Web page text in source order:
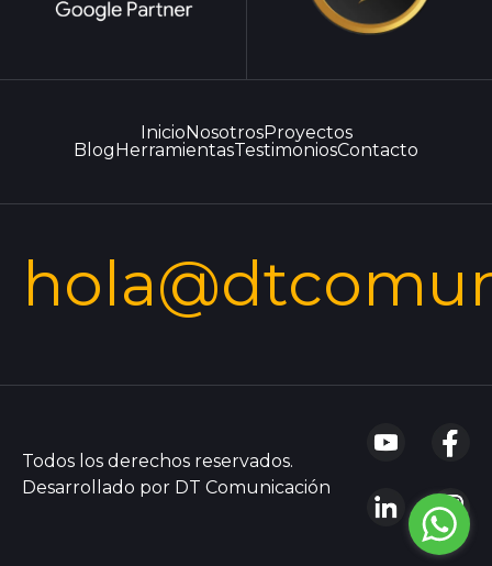
InicioNosotrosProyectos
BlogHerramientasTestimoniosContacto
Todos los derechos reservados.
Desarrollado por DT Comunicación